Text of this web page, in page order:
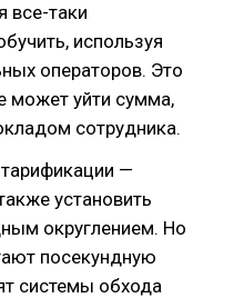
все-таки
используя
операторов. Это
может уйти сумма,
сотрудника.
—
установить
округлением. Но
посекундную
системы обхода